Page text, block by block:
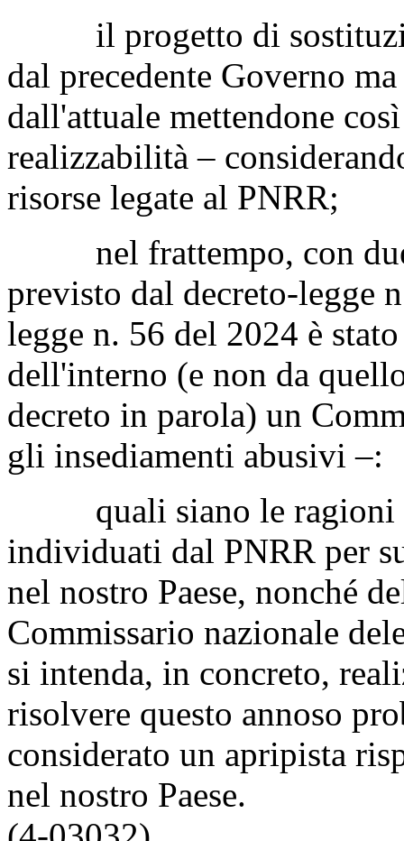
il progetto di
dal precedente Governo
dall'attuale mettendone
realizzabilità –
risorse legate al PNRR;
nel frattempo, con due
previsto dal decreto-legge
legge n. 56 del 2024 è
dell'interno (e non da
decreto in parola) un
gli insediamenti abusivi –:
quali siano le ragioni
individuati dal PNRR per
nel nostro Paese, nonché
Commissario nazionale
si intenda, in concreto,
risolvere questo annoso
considerato un apripista
nel nostro Paese.